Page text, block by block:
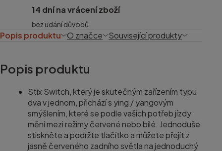
14 dní na vrácení zboží
bez udání důvodů
Popis produktu O značce Související produkty
Popis produktu
Stix Switch, který je skutečným zařízením typu
dva v jednom, přichází s ying / yangovým
smýšlením, které se podle vašich potřeb jízdy
mění mezi režimy červené nebo bílé. Jednoduše
stiskněte a podržte tlačítko a můžete přejít z
jasně červeného zadního světla na jednoduchý